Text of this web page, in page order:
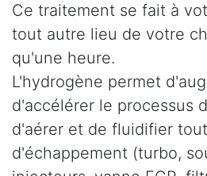
Ce traitement se fait à
tout autre lieu de votre
qu'une heure.
L'hydrogène permet
d'accélérer le processus
d'aérer et de fluidifier
d'échappement (turbo,